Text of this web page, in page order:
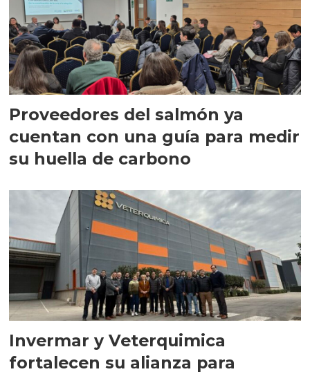
Proveedores del salmón ya
cuentan con una guía para medir
su huella de carbono
Invermar y Veterquimica
fortalecen su alianza para